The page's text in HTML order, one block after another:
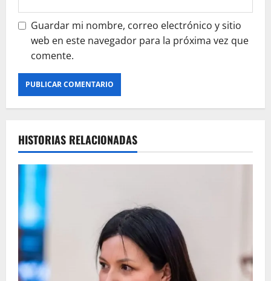
Guardar mi nombre, correo electrónico y sitio
web en este navegador para la próxima vez que
comente.
HISTORIAS RELACIONADAS